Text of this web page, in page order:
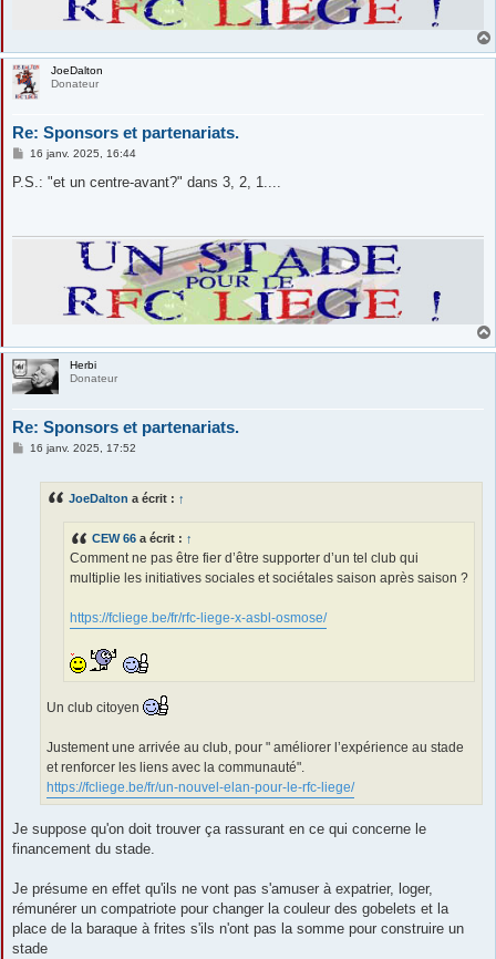
JoeDalton
Donateur
Re: Sponsors et partenariats.
M
s
16 janv. 2025, 16:44
P.S.: "et un centre-avant?" dans 3, 2, 1....
Herbi
Donateur
Re: Sponsors et partenariats.
M16 janv. 2025, 17:52
JoeDalton a écrit : ↑
CEW 66 a écrit : ↑
Comment ne pas être fier d’être supporter d’un tel club qui
multiplie les initiatives sociales et sociétales saison après saison ?
https://fcliege.be/fr/rfc-liege-x-asbl-osmose/
Un club citoyen
Justement une arrivée au club, pour " améliorer l’expérience au stade
et renforcer les liens avec la communauté".
https://fcliege.be/fr/un-nouvel-elan-pour-le-rfc-liege/
Je suppose qu'on doit trouver ça rassurant en ce qui concerne le
financement du stade.
Je présume en effet qu'ils ne vont pas s'amuser à expatrier, loger,
rémunérer un compatriote pour changer la couleur des gobelets et la
place de la baraque à frites s'ils n'ont pas la somme pour construire un
stade